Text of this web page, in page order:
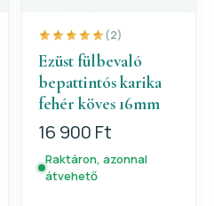
(2)
Ezüst fülbevaló
bepattintós karika
fehér köves 16mm
16 900 Ft
Raktáron, azonnal
átvehető